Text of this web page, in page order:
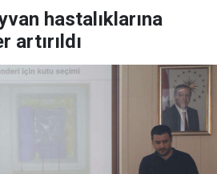
hastalıklarına
artırıldı